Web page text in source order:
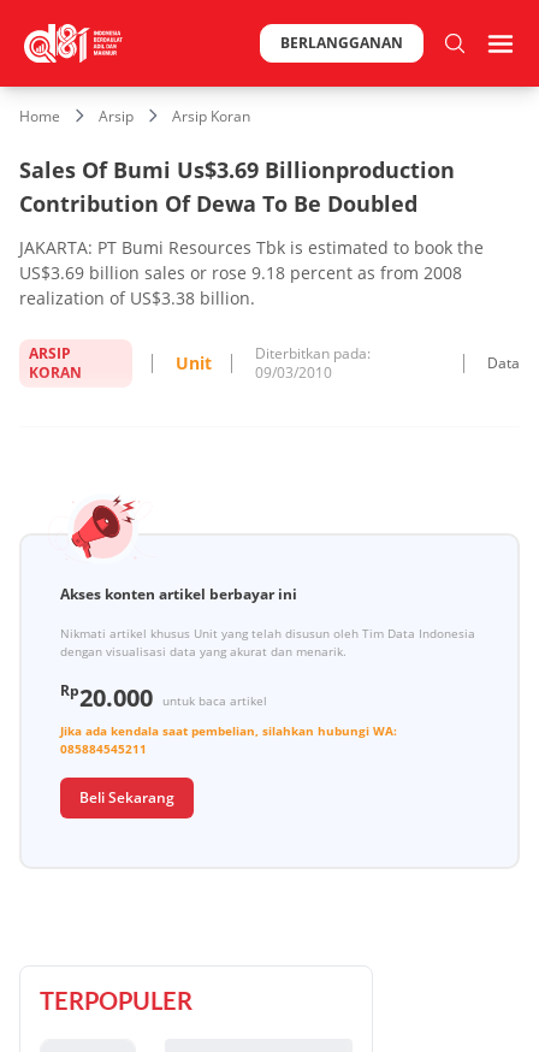
BERLANGGANAN
Home Arsip Arsip Koran
Sales Of Bumi Us$3.69 Billionproduction
Contribution Of Dewa To Be Doubled
JAKARTA: PT Bumi Resources Tbk is estimated to book the
US$3.69 billion sales or rose 9.18 percent as from 2008
realization of US$3.38 billion.
ARSIP
KORAN
Unit
Diterbitkan pada:
09/03/2010
Data
Akses konten artikel berbayar ini
Nikmati artikel khusus Unit yang telah disusun oleh Tim Data Indonesia
dengan visualisasi data yang akurat dan menarik.
Rp20.000
untuk baca artikel
Jika ada kendala saat pembelian, silahkan hubungi WA:
085884545211
Beli Sekarang
TERPOPULER